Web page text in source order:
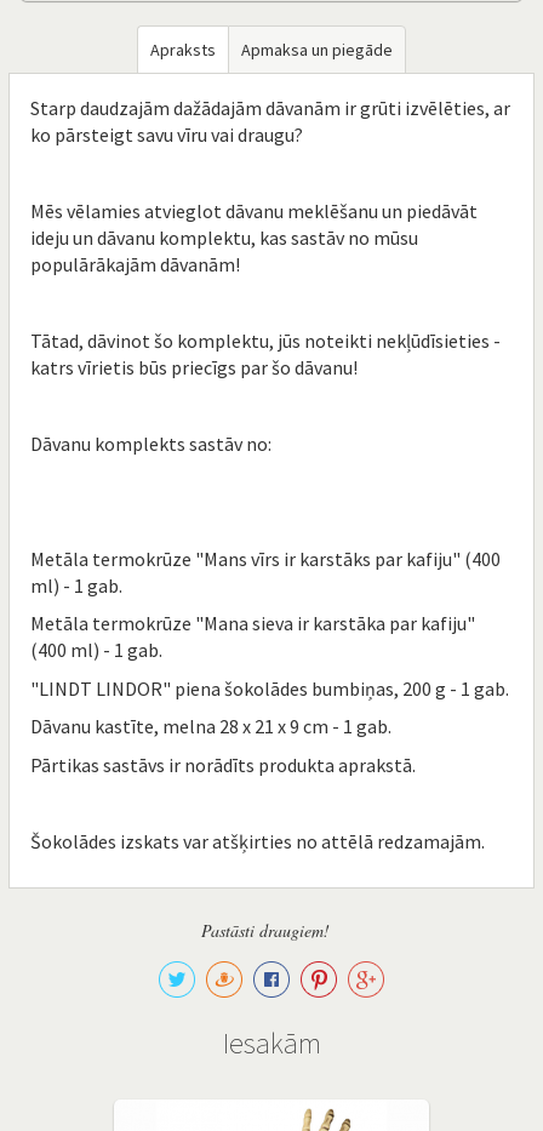
Apraksts Apmaksa un piegāde
Starp daudzajām dažādajām dāvanām ir grūti izvēlēties, ar
ko pārsteigt savu vīru vai draugu?
Mēs vēlamies atvieglot dāvanu meklēšanu un piedāvāt
ideju un dāvanu komplektu, kas sastāv no mūsu
populārākajām dāvanām!
Tātad, dāvinot šo komplektu, jūs noteikti nekļūdīsieties -
katrs vīrietis būs priecīgs par šo dāvanu!
Dāvanu komplekts sastāv no:
Metāla termokrūze "Mans vīrs ir karstāks par kafiju" (400
ml) - 1 gab.
Metāla termokrūze "Mana sieva ir karstāka par kafiju"
(400 ml) - 1 gab.
"LINDT LINDOR" piena šokolādes bumbiņas, 200 g - 1 gab.
Dāvanu kastīte, melna 28 x 21 x 9 cm - 1 gab.
Pārtikas sastāvs ir norādīts produkta aprakstā.
Šokolādes izskats var atšķirties no attēlā redzamajām.
Pastāsti draugiem!
Iesakām